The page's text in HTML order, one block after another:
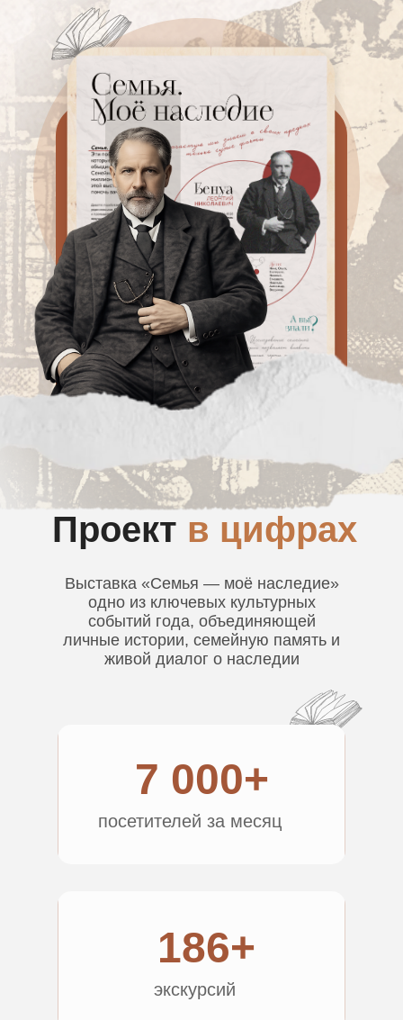
Выставка «Семья — моё наследие»
одно из ключевых культурных
событий года, объединяющей
личные истории, семейную память и
живой диалог о наследии
Проект в цифрах
7 000+
посетителей за месяц
186+
экскурсий